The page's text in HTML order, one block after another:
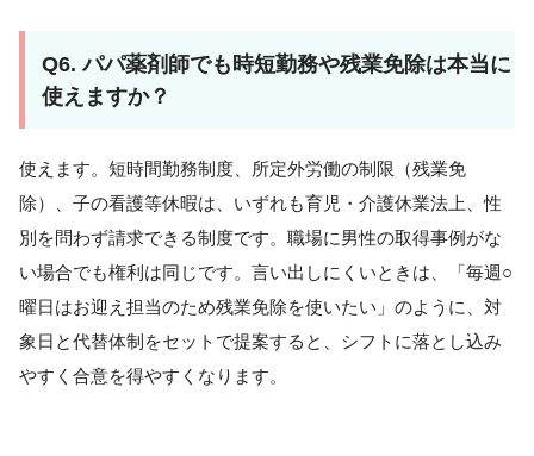
Q6. パパ薬剤師でも時短勤務や残業免除は本当に
使えますか？
使えます。短時間勤務制度、所定外労働の制限（残業免
除）、子の看護等休暇は、いずれも育児・介護休業法上、性
別を問わず請求できる制度です。職場に男性の取得事例がな
い場合でも権利は同じです。言い出しにくいときは、「毎週○
曜日はお迎え担当のため残業免除を使いたい」のように、対
象日と代替体制をセットで提案すると、シフトに落とし込み
やすく合意を得やすくなります。